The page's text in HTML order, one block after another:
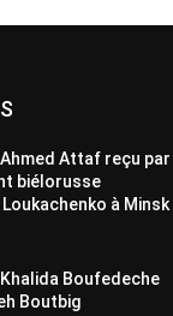
Attaf reçu par
biélorusse
à Minsk
Boufedeche
Boutbig